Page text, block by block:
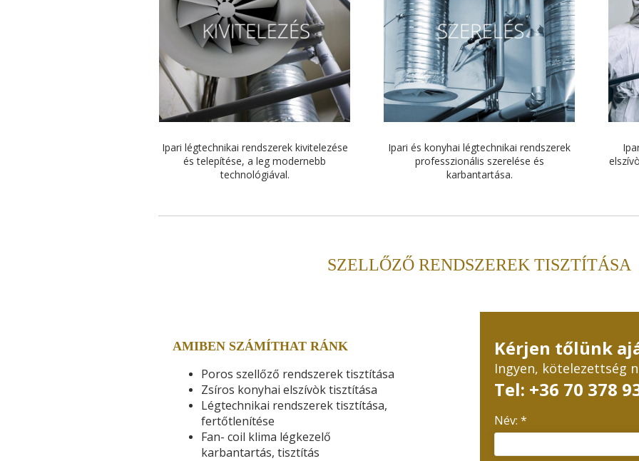
Ipari légtechnikai rendszerek kivitelezése
és telepítése, a leg modernebb
technológiával.
Ipari és konyhai légtechnikai rendszerek
professzionális szerelése és
karbantartása.
SZELLŐZŐ RENDSZEREK TISZTÍTÁSA
AMIBEN SZÁMÍTHAT RÁNK
Poros szellőző rendszerek tisztítása
Zsíros konyhai elszívòk tisztítása
Légtechnikai rendszerek tisztítása,
fertőtlenítése
Fan- coil klima légkezelő
karbantartás, tisztítás
Kérjen tőlünk
Ingyen, kötelezettség
Tel: +36 70 378
Név: *